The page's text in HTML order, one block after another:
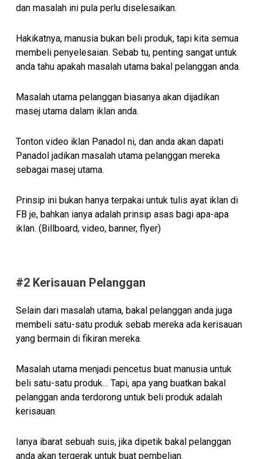
dan masalah ini pula perlu diselesaikan.
Hakikatnya, manusia bukan beli produk, tapi kita semua
membeli penyelesaian. Sebab tu, penting sangat untuk
anda tahu apakah masalah utama bakal pelanggan anda.
Masalah utama pelanggan biasanya akan dijadikan
masej utama dalam iklan anda.
Tonton video iklan Panadol ni, dan anda akan dapati
Panadol jadikan masalah utama pelanggan mereka
sebagai masej utama.
Prinsip ini bukan hanya terpakai untuk tulis ayat iklan di
FB je, bahkan ianya adalah prinsip asas bagi apa-apa
iklan. (Billboard, video, banner, flyer)
#2 Kerisauan Pelanggan
Selain dari masalah utama, bakal pelanggan anda juga
membeli satu-satu produk sebab mereka ada kerisauan
yang bermain di fikiran mereka.
Masalah utama menjadi pencetus buat manusia untuk
beli satu-satu produk… Tapi, apa yang buatkan bakal
pelanggan anda terdorong untuk beli produk adalah
kerisauan.
Ianya ibarat sebuah suis, jika dipetik bakal pelanggan
anda akan tergerak untuk buat pembelian.